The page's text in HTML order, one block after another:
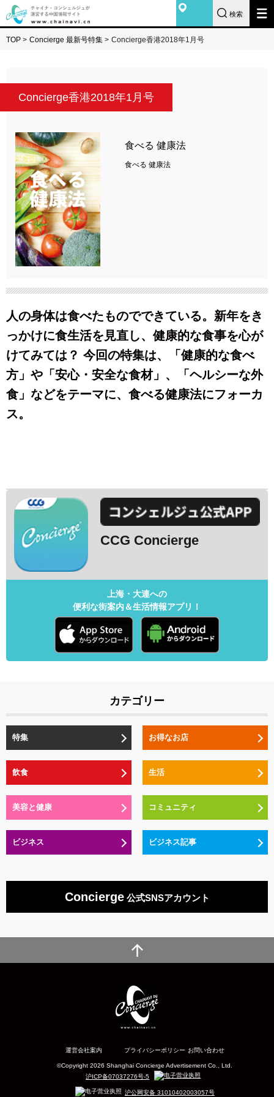
検索
TOP > Concierge 最新号特集 > Concierge香港2018年1月号
Concierge香港2018年1月号
食べる 健康法
食べる 健康法
人の身体は食べたものでできている。新年をき
っかけに食生活を見直し、健康的な食事を心が
けてみては？ 今回の特集は、「健康的な食べ
方」や「安心・安全な食材」、「ヘルシーな外
食」などをテーマに、食べる健康法にフォーカ
ス。
CCG Concierge
上海・大連への
便利な街案内＆生活情報アプリ！
カテゴリー
特集 お得なお店
飲食 生活
美容と健康 コミュニティ
ビジネス ビジネス記事
Concierge公式SNSアカウント
運営会社案内 プライバシーポリシー お問い合わせ
©Copyright 2026 Shanghai Concierge Advertisement Co., Ltd.
沪ICP备07037276号-5
沪公网安备 31010402003057号